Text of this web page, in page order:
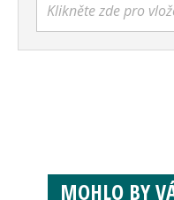
Klikněte zde pro
MOHLO BY